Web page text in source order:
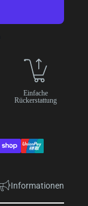
Einfache
Rückerstattung
Informationen